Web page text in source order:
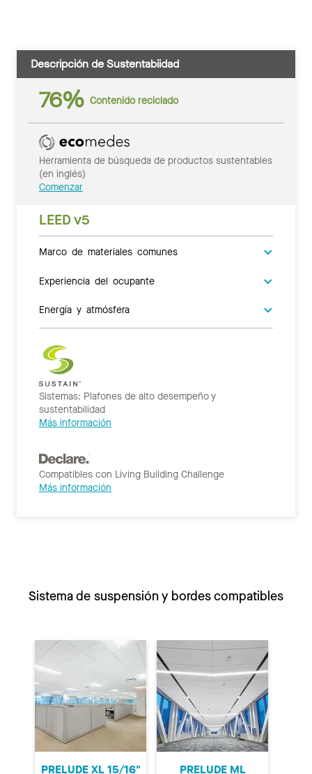
Descripción de Sustentabiidad
76% Contenido reciclado
Herramienta de búsqueda de productos sustentables
(en inglés)
Comenzar
LEED v5
Marco de materiales comunes
Experiencia del ocupante
Energía y atmósfera
Sistemas: Plafones de alto desempeño y
sustentabilidad
Más información
Compatibles con Living Building Challenge
Más información
Sistema de suspensión y bordes compatibles
PRELUDE XL 15/16"
PRELUDE ML